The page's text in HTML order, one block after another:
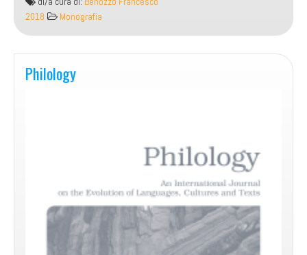
2018
Monografia
Philology